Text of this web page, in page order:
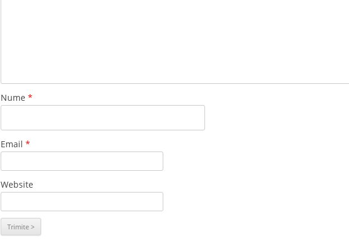
Nume*
Email*
Website